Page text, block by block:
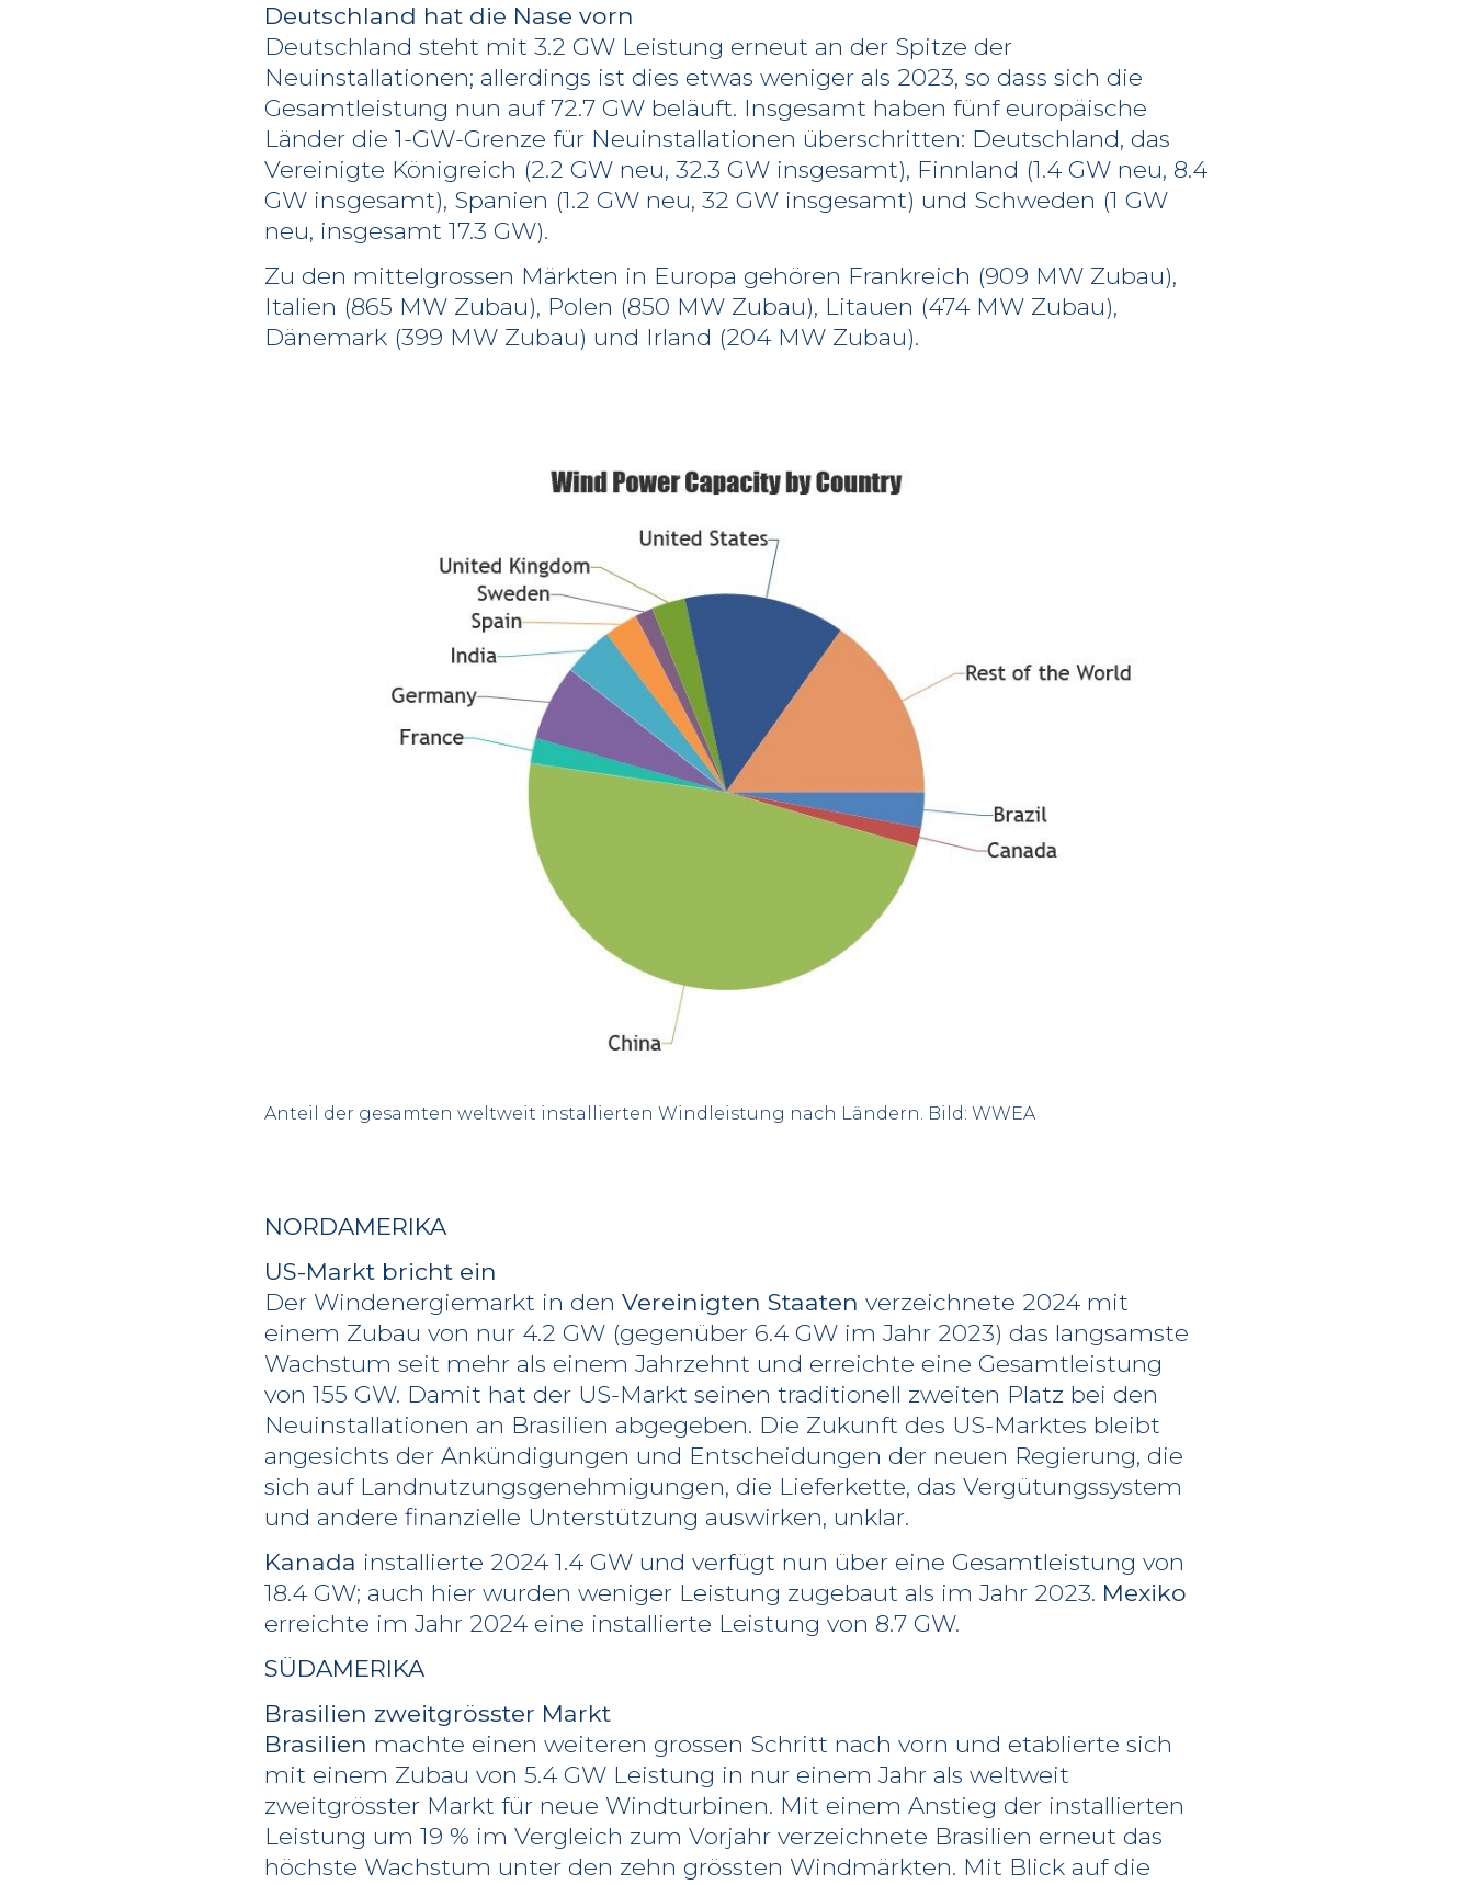
Deutschland hat die Nase vorn
Deutschland steht mit 3.2 GW Leistung erneut an der Spitze der
Neuinstallationen; allerdings ist dies etwas weniger als 2023, so dass sich die
Gesamtleistung nun auf 72.7 GW beläuft. Insgesamt haben fünf europäische
Länder die 1-GW-Grenze für Neuinstallationen überschritten: Deutschland, das
Vereinigte Königreich (2.2 GW neu, 32.3 GW insgesamt), Finnland (1.4 GW neu, 8.4
GW insgesamt), Spanien (1.2 GW neu, 32 GW insgesamt) und Schweden (1 GW
neu, insgesamt 17.3 GW).
Zu den mittelgrossen Märkten in Europa gehören Frankreich (909 MW Zubau),
Italien (865 MW Zubau), Polen (850 MW Zubau), Litauen (474 MW Zubau),
Dänemark (399 MW Zubau) und Irland (204 MW Zubau).
Anteil der gesamten weltweit installierten Windleistung nach Ländern. Bild: WWEA
NORDAMERIKA
US-Markt bricht ein
Der Windenergiemarkt in denVereinigten Staaten verzeichnete 2024 mit
einem Zubau von nur 4.2 GW (gegenüber 6.4 GW im Jahr 2023) das langsamste
Wachstum seit mehr als einem Jahrzehnt und erreichte eine Gesamtleistung
von 155 GW. Damit hat der US-Markt seinen traditionell zweiten Platz bei den
Neuinstallationen an Brasilien abgegeben. Die Zukunft des US-Marktes bleibt
angesichts der Ankündigungen und Entscheidungen der neuen Regierung, die
sich auf Landnutzungsgenehmigungen, die Lieferkette, das Vergütungssystem
und andere finanzielle Unterstützung auswirken, unklar.
Kanada installierte 2024 1.4 GW und verfügt nun über eine Gesamtleistung von
18.4 GW; auch hier wurden weniger Leistung zugebaut als im Jahr 2023. Mexiko
erreichte im Jahr 2024 eine installierte Leistung von 8.7 GW.
SÜDAMERIKA
Brasilien zweitgrösster Markt
Brasilien machte einen weiteren grossen Schritt nach vorn und etablierte sich
mit einem Zubau von 5.4 GW Leistung in nur einem Jahr als weltweit
zweitgrösster Markt für neue Windturbinen. Mit einem Anstieg der installierten
Leistung um 19 % im Vergleich zum Vorjahr verzeichnete Brasilien erneut das
höchste Wachstum unter den zehn grössten Windmärkten. Mit Blick auf die